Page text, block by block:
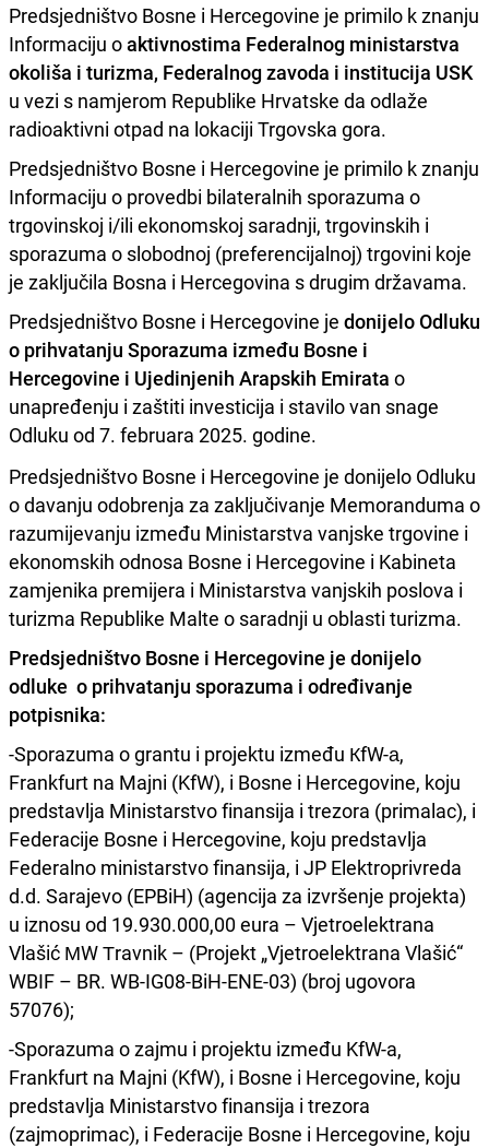
Predsjedništvo Bosne i Hercegovine je primilo k znanju
Informaciju oaktivnostima Federalnog ministarstva
okoliša i turizma, Federalnog zavoda i institucija USK
u vezi s namjerom Republike Hrvatske da odlaže
radioaktivni otpad na lokaciji Trgovska gora.
Predsjedništvo Bosne i Hercegovine je primilo k znanju
Informaciju o provedbi bilateralnih sporazuma o
trgovinskoj i/ili ekonomskoj saradnji, trgovinskih i
sporazuma o slobodnoj (preferencijalnoj) trgovini koje
je zaključila Bosna i Hercegovina s drugim državama.
Predsjedništvo Bosne i Hercegovine je donijelo Odluku
o prihvatanju Sporazuma između Bosne i
Hercegovine i Ujedinjenih Arapskih Emirata o
unapređenju i zaštiti investicija i stavilo van snage
Odluku od 7. februara 2025. godine.
Predsjedništvo Bosne i Hercegovine je donijelo Odluku
o davanju odobrenja za zaključivanje Memoranduma o
razumijevanju između Ministarstva vanjske trgovine i
ekonomskih odnosa Bosne i Hercegovine i Kabineta
zamjenika premijera i Ministarstva vanjskih poslova i
turizma Republike Malte o saradnji u oblasti turizma.
Predsjedništvo Bosne i Hercegovine je donijelo
odluke o prihvatanju sporazuma i određivanje
potpisnika:
-Sporazuma o grantu i projektu između КfW-а,
Frankfurt na Majni (KfW), i Bosne i Hercegovine, koju
predstavlja Ministarstvo finansija i trezora (primalac), i
Federacije Bosne i Hercegovine, koju predstavlja
Federalno ministarstvo finansija, i JP Elektroprivreda
d.d. Sarajevo (EPBiH) (agencija za izvršenje projekta)
u iznosu od 19.930.000,00 eura – Vjetroelektrana
Vlašić МW Тravnik – (Projekt „Vjetroelektrana Vlašić“
WBIF – BR. WB-IG08-BiH-ENE-03) (broj ugovora
57076);
-Sporazuma o zajmu i projektu između KfW-a,
Frankfurt na Majni (KfW), i Bosne i Hercegovine, koju
predstavlja Ministarstvo finansija i trezora
(zajmoprimac), i Federacije Bosne i Hercegovine, koju